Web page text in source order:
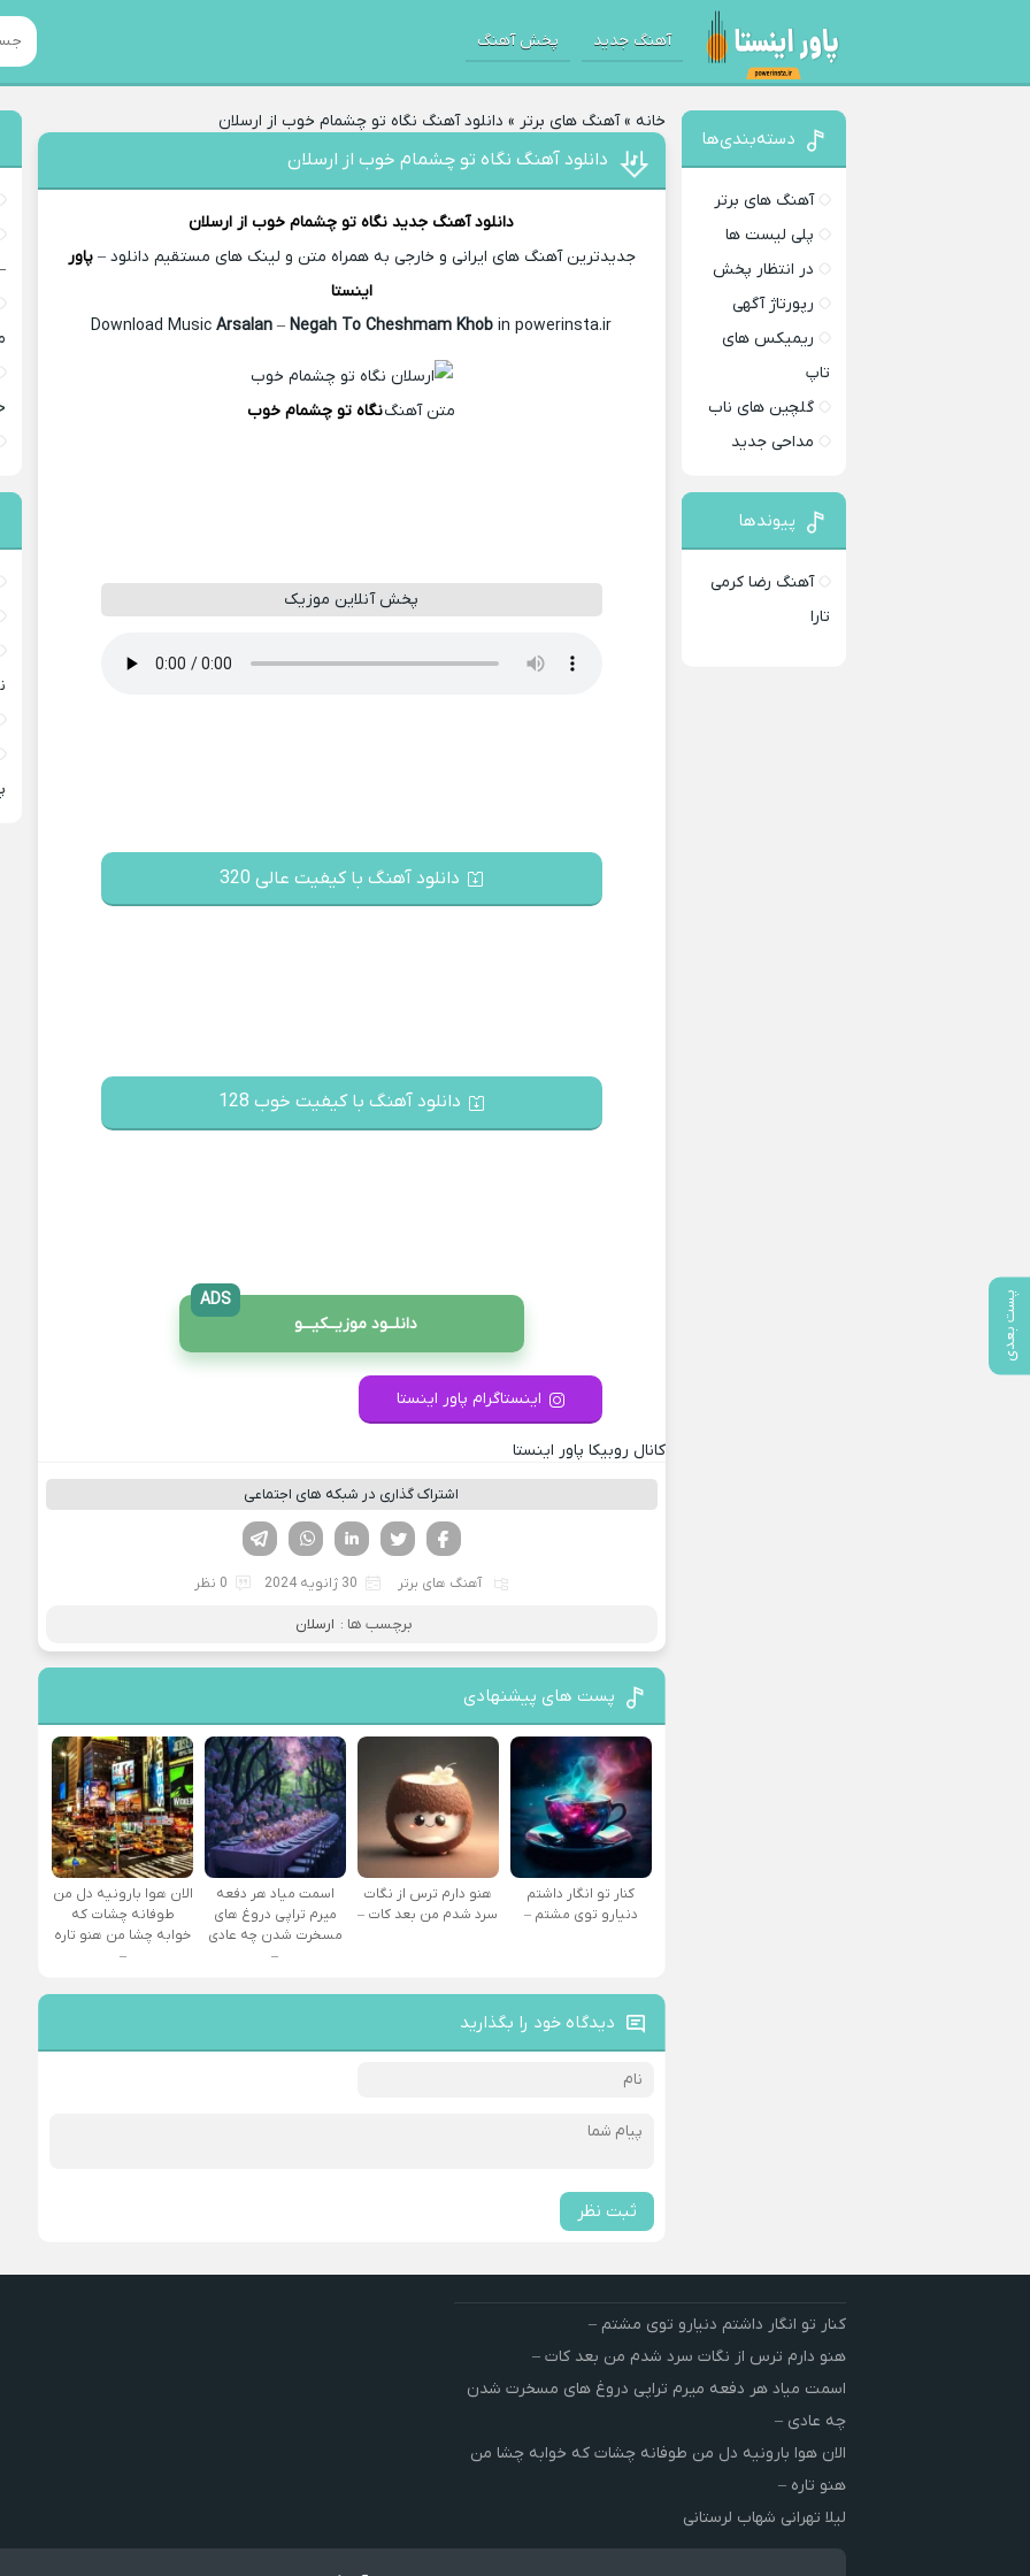
آهنگ جدید پخش آهنگ
خانه »آهنگ های برتر » دانلود آهنگ نگاه تو چشمام خوب از ارسلان
پست بعدی
دانلود آهنگ نگاه تو چشمام خوب از ارسلان
دانلود آهنگ جدید نگاه تو چشمام خوب از ارسلان
جدیدترین آهنگ های ایرانی و خارجی به همراه متن و لینک های مستقیم دانلود –پاور
اینستا
Download Music
Arsalan– Negah To Cheshmam Khob in powerinsta.ir
متن آهنگنگاه تو چشمام خوب
پخش آنلاین موزیک
دانلود آهنگ با کیفیت عالی 320
دانلود آهنگ با کیفیت خوب 128
دانلــود موزیــکیـــو
ADS
اینستاگرام پاور اینستا
کانال روبیکا پاور اینستا
اشتراک گذاری در شبکه های اجتماعی
لینکدین تویتر
فیسوک
آهنگ های برتر 30 ژانویه 2024 0 نظر
برچسب ها : ارسلان
پست های پیشنهادی
کنار تو انگار داشتم
دنیارو توی مشتم –
هنو دارم ترس از نگات
سرد شدم من بعد کات –
اسمت میاد هر دفعه
میرم تراپی دروغ‌ های
مسخرت شدن چه عادی
–
الان هوا بارونیه دل من
طوفانه چشات که
خوابه چشا من هنو تاره
–
دیدگاه خود را بگذارید
ثبت نظر
دسته‌بندی‌ها
آهنگ های برتر
پلی لیست ها
در انتظار پخش
رپورتاژ آگهی
ریمیکس های
تاپ
گلچین های ناب
مداحی جدید
پیوندها
آهنگ رضا کرمی
تارا
کنار تو انگار داشتم دنیارو توی مشتم –
هنو دارم ترس از نگات سرد شدم من بعد کات –
اسمت میاد هر دفعه میرم تراپی دروغ‌ های مسخرت شدن
چه عادی –
الان هوا بارونیه دل من طوفانه چشات که خوابه چشا من
هنو تاره –
لیلا تهرانی شهاب لرستانی